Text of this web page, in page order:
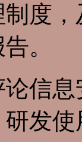
度
。
论信
发